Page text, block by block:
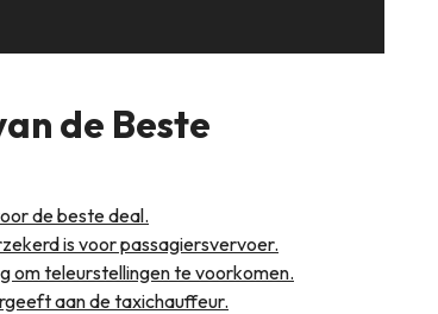
de Beste
de beste deal.
is voor passagiersvervoer.
om teleurstellingen te voorkomen.
aan de taxichauffeur.